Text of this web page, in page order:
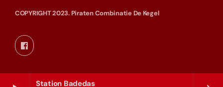
Station Badedas
COPYRIGHT 2023. Piraten Combinatie De Kegel